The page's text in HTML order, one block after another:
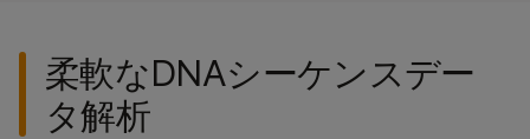
柔軟なDNAシーケンスデー
タ解析